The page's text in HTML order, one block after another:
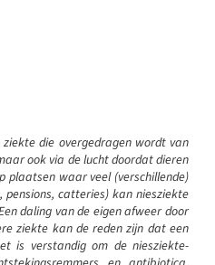
die overgedragen wordt van
ook via de lucht doordat dieren
plaatsen waar veel (verschillende)
catteries) kan niesziekte
daling van de eigen afweer door
ziekte kan de reden zijn dat een
is verstandig om de niesziekte-